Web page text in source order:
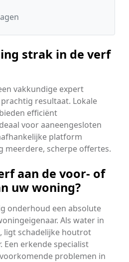
strak in de verf
vakkundige expert
resultaat. Lokale
efficiënt
voor aaneengesloten
platform
meerdere, scherpe offertes.
aan de voor- of
uw woning?
onderhoud een absolute
Als water in
ligt schadelijke houtrot
Een erkende specialist
problemen in